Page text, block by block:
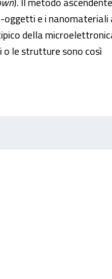
oggetti e i
della
le strutture sono così